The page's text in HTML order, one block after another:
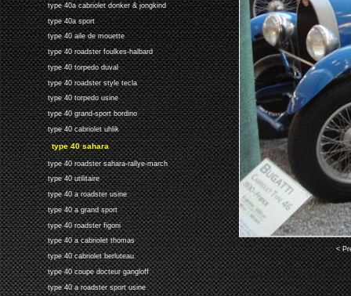
type 40a cabriolet donker & jongkind
type 40a sport
type 40 aile de mouette
type 40 roadster foulkes-halbard
type 40 torpedo duval
type 40 roadster style tecla
type 40 torpedo usine
type 40 grand-sport bordino
type 40 cabriolet uhlik
type 40 sahara
type 40 roadster sahara-rallye-march
type 40 utilitaire
type 40 a roadster usine
type 40 a grand sport
type 40 roadster figoni
type 40 a cabriolet thomas
type 40 cabriolet berluteau
type 40 coupe docteur gangloff
type 40 a roadster sport usine
<